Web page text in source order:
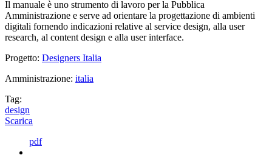
Il manuale è uno strumento di lavoro per la Pubblica
Amministrazione e serve ad orientare la progettazione di ambienti
digitali fornendo indicazioni relative al service design, alla user
research, al content design e alla user interface.
Progetto: Designers Italia
Amministrazione: italia
Tag:
design
Scarica
pdf